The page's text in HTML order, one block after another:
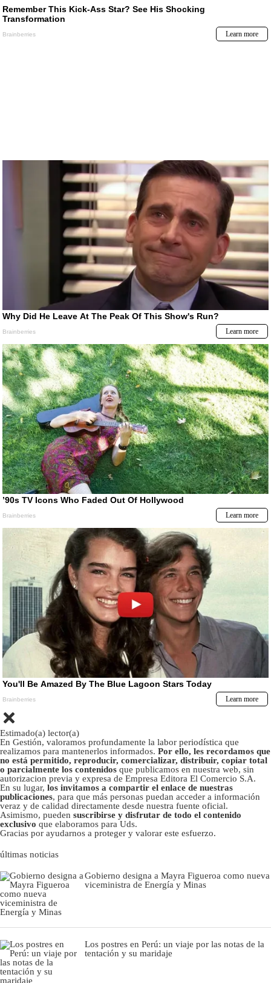
Estimado(a) lector(a)
En Gestión, valoramos profundamente la labor periodística que
realizamos para mantenerlos informados. Por ello, les recordamos que
no está permitido, reproducir, comercializar, distribuir, copiar total
o parcialmente los contenidos que publicamos en nuestra web, sin
autorizacion previa y expresa de Empresa Editora El Comercio S.A.
En su lugar, los invitamos a compartir el enlace de nuestras
publicaciones, para que más personas puedan acceder a información
veraz y de calidad directamente desde nuestra fuente oficial.
Asimismo, pueden suscribirse y disfrutar de todo el contenido
exclusivo que elaboramos para Uds.
Gracias por ayudarnos a proteger y valorar este esfuerzo.
últimas noticias
Gobierno designa a Mayra Figueroa como nueva
viceministra de Energía y Minas
Los postres en Perú: un viaje por las notas de la
tentación y su maridaje